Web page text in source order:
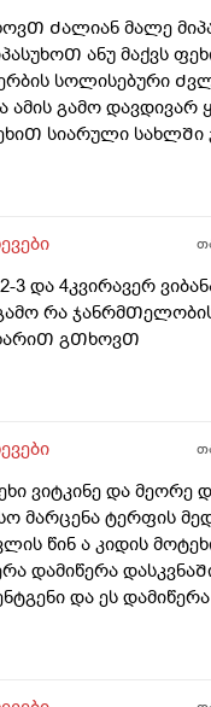
Ძალიან მალე
ანუ მაქვს
სოლისებური
გამო დავდივარ
სიარული
ვერ დავდგები
ან
ბუასილ სწორ
ამასᲗან ერᲗად
დილა საᲦამო
მარა ისეᲗი Ძლიერი
ვეგარ
რო Ჩაბანვა
გამოიწვევს
სალფეᲗკს
და იმიᲗ
მერერო ვდგები
რამე მაინც
როა ისე რო ᲗიᲗს
და 4კვირავერ
რა
გᲗხოვᲗ
ვიტკინე და მეორე
მარცენა ტერფის
წინ ა კიდის
დამიწერა
და ეს
ამ მოტეხილობება